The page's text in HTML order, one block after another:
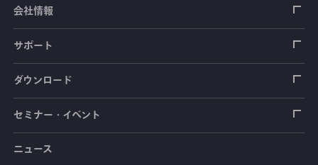
加速度センサ
圧力センサ
トルクセンサ
荷重計
土圧計
間隙水圧計
傾斜計
自動車用センサ
シートベルト張力計
操舵力・操舵角計
手ブレーキ計・チェンジレバー操作力計
踏力計
測定器
データロガー
指示計・表示器
増幅器（アンプ）
ソフトウェア
計測システム
道路用計測システム
ブリッジボックス
ひずみゲージ
センサ（変換器）
測定器
光ファイバ計測ソリューション - 学ぶ・調べる
会社情報
拠点情報
会社概要
サポート
製品輸出時の取り扱いと該非判定書
毒物及び劇物譲受書
安全データシート（SDS）
ダウンロード
カタログ
取扱説明書
セミナー・イベント
セミナー・講習会
ニュース